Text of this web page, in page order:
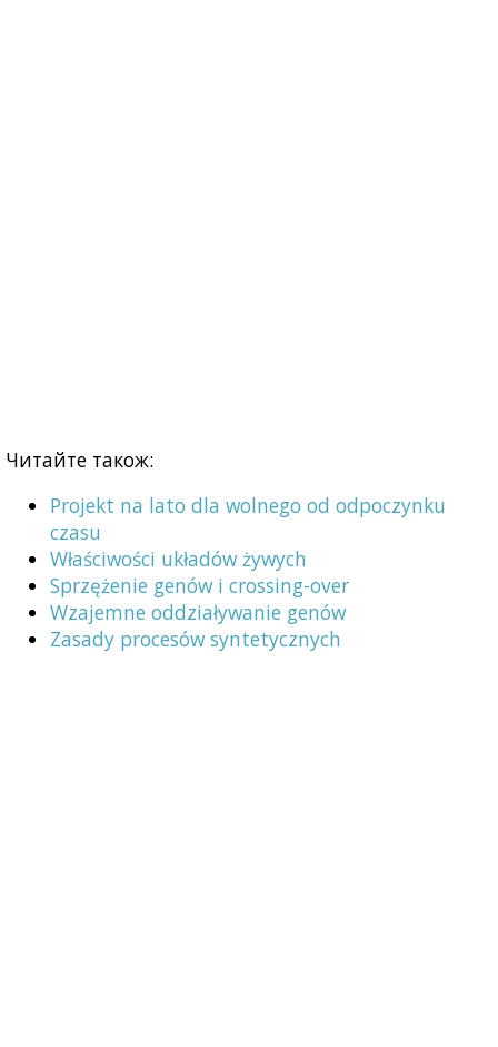
Читайте також:
Projekt na lato dla wolnego od odpoczynku
czasu
Właściwości układów żywych
Sprzężenie genów i crossing-over
Wzajemne oddziaływanie genów
Zasady procesów syntetycznych